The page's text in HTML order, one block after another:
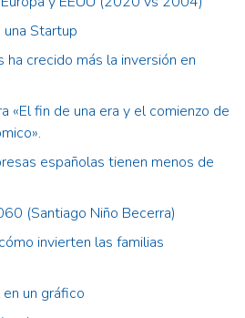
Startup
ha crecido más la inversión en
«El fin de una era y el comienzo de
españolas tienen menos de
(Santiago Niño Becerra)
invierten las familias
un gráfico